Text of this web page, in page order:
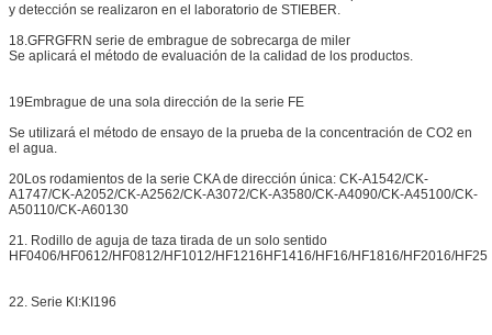
y detección se realizaron en el laboratorio de STIEBER.
18.GFRGFRN serie de embrague de sobrecarga de miler
Se aplicará el método de evaluación de la calidad de los productos.
19Embrague de una sola dirección de la serie FE
Se utilizará el método de ensayo de la prueba de la concentración de CO2 en
el agua.
20Los rodamientos de la serie CKA de dirección única: CK-A1542/CK-
A1747/CK-A2052/CK-A2562/CK-A3072/CK-A3580/CK-A4090/CK-A45100/CK-
A50110/CK-A60130
21. Rodillo de aguja de taza tirada de un solo sentido
HF0406/HF0612/HF0812/HF1012/HF1216HF1416/HF16/HF1816/HF2016/HF25
22. Serie KI:KI196